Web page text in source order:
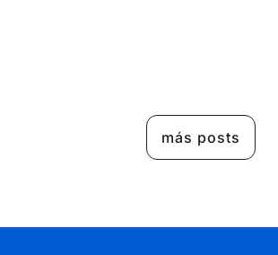
más posts